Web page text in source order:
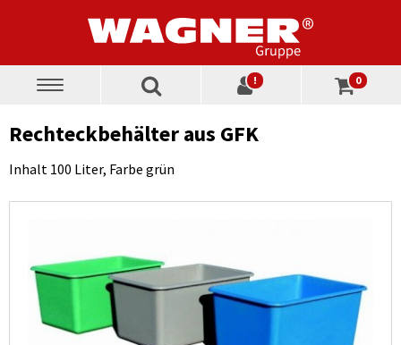
Toggle
! 0
Rechteckbehälter aus GFK
Inhalt 100 Liter, Farbe grün